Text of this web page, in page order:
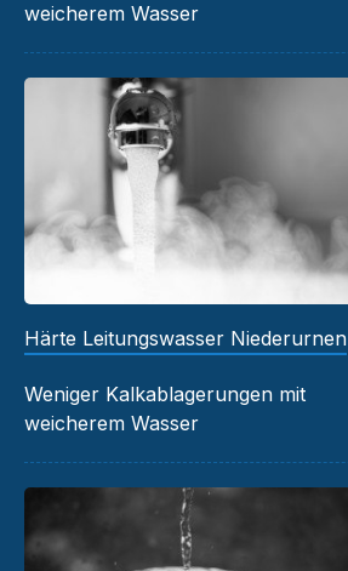
weicherem Wasser
Härte Leitungswasser Niederurnen
Weniger Kalkablagerungen mit
weicherem Wasser